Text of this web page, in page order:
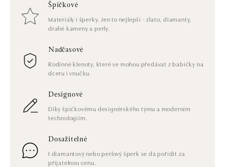
Špičkové
Materiály i šperky. Jen to nejlepší - zlato, diamanty,
drahé kameny a perly.
Nadčasové
Rodinné klenoty, které se mohou předávat z babičky na
dceru i vnučku.
Designové
Díky špičkovému designérského týmu a moderním
technologiím.
Dosažitelné
I diamantový nebo perlový šperk se dá pořídit za
přijatelnou cenu.